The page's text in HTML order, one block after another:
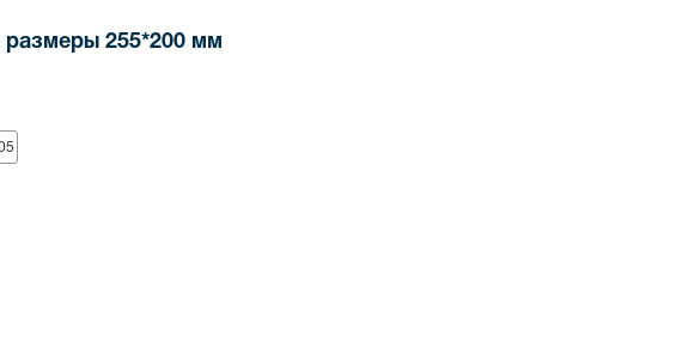
ФИГУРКИ И
СТАТУЭТКИ
размеры 255*200 мм